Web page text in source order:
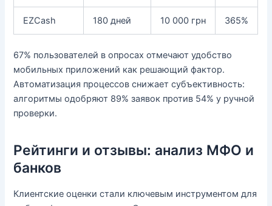
EZCash 180 дней 10 000 грн 365%
67% пользователей в опросах отмечают удобство
мобильных приложений как решающий фактор.
Автоматизация процессов снижает субъективность:
алгоритмы одобряют 89% заявок против 54% у ручной
проверки.
Рейтинги и отзывы: анализ МФО и
банков
Клиентские оценки стали ключевым инструментом для